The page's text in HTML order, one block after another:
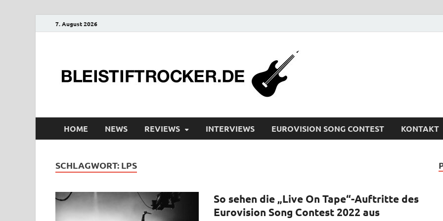
7. August 2026
HOME NEWS REVIEWS INTERVIEWS EUROVISION SONG CONTEST KONTAKT
SCHLAGWORT: LPS
So sehen die „Live On Tape“-Auftritte des
Eurovision Song Contest 2022 aus